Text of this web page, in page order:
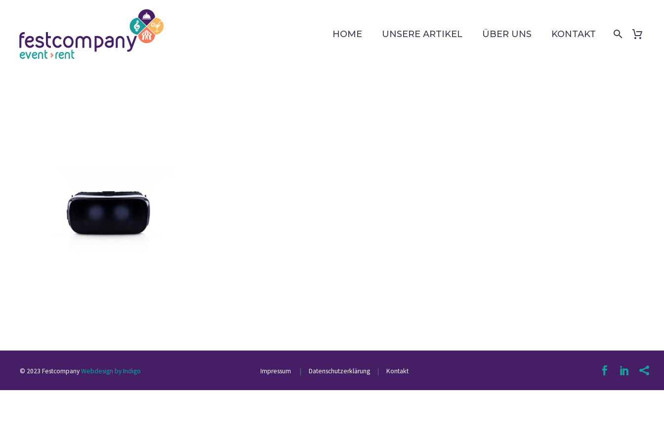
HOME UNSERE ARTIKEL ÜBER UNS KONTAKT
© 2023 FestcompanyWebdesign by Indigo Impressum | Datenschutzerklärung | Kontakt